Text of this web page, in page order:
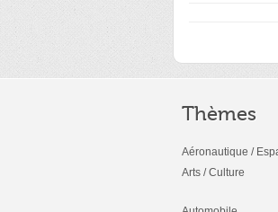
Thèmes
Aéronautique /
Arts / Culture